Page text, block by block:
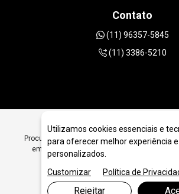
Contato
(11) 96357-5845
(11) 3386-5210
Procurando Ferramentas Diamantadas para
em São Paulo? Encontre Aqui Ferramentas
Polimento em Granito em São Paulo - JRC
Utilizamos cookies essenciais e
para oferecer melhor experiência
personalizados.
Customizar
Política de
Rejeitar